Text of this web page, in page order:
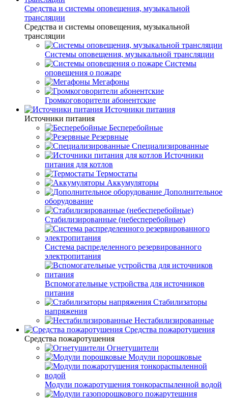
Средства и системы оповещения, музыкальной
трансляции
Средства и системы оповещения, музыкальной
трансляции
Системы оповещения, музыкальной трансляции
Системы
оповещения о пожаре
Мегафоны
Громкоговорители абонентские
Источники питания
Источники питания
Бесперебойные
Резервные
Специализированные
Источники
питания для котлов
Термостаты
Аккумуляторы
Дополнительное
оборудование
Стабилизированные (небесперебойные)
Система распределенного резервированного
электропитания
Вспомогательные устройства для источников
питания
Стабилизаторы
напряжения
Нестабилизированные
Средства пожаротушения
Средства пожаротушения
Огнетушители
Модули порошковые
Модули пожаротушения тонкораспыленной водой